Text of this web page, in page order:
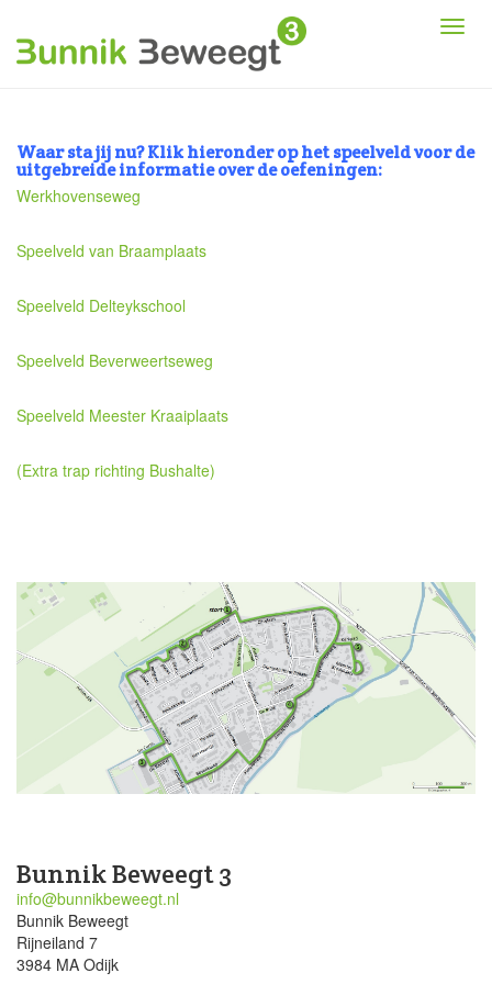
Waar sta jij nu? Klik hieronder op het speelveld voor de
uitgebreide informatie over de oefeningen:
Werkhovenseweg
Speelveld van Braamplaats
Speelveld Delteykschool
Speelveld Beverweertseweg
Speelveld Meester Kraaiplaats
(Extra trap richting Bushalte)
Bunnik Beweegt 3
info@bunnikbeweegt.nl
Bunnik Beweegt
Rijneiland 7
3984 MA Odijk